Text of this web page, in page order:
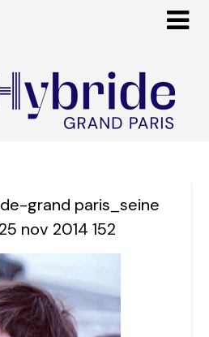
grand paris_seine
nov 2014 152